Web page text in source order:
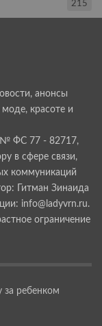
215
анонсы
красоте и
№ ФС 77 - 82717,
в сфере связи,
коммуникаций
Гитман Зинаида
info@ladyvrn.ru.
ограничение
за ребенком